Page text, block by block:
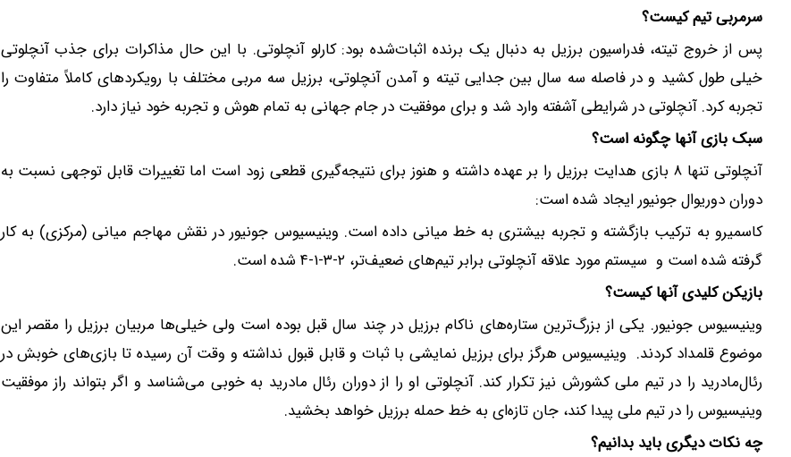
سرمربی تیم کیست؟
پس از خروج تیته، فدراسیون برزیل به دنبال یک برنده اثبات‌شده بود: کارلو آنچلوتی. با این حال مذاکرات برای جذب آنچلوتی
خیلی طول کشید و در فاصله سه سال بین جدایی تیته و آمدن آنچلوتی، برزیل سه مربی مختلف با رویکردهای کاملاً متفاوت را
تجربه کرد. آنچلوتی در شرایطی آشفته وارد شد و برای موفقیت در جام جهانی به تمام هوش و تجربه خود نیاز دارد.
سبک بازی آنها چگونه است؟
آنچلوتی تنها ۸ بازی هدایت برزیل را بر عهده داشته و هنوز برای نتیجه‌گیری قطعی زود است اما تغییرات قابل توجهی نسبت به
دوران دوریوال جونیور ایجاد شده است:
کاسمیرو به ترکیب بازگشته و تجربه بیشتری به خط میانی داده است. وینیسیوس جونیور در نقش مهاجم میانی (مرکزی) به کار
گرفته شده است و سیستم مورد علاقه آنچلوتی برابر تیم‌های ضعیف‌تر، ۲-۳-۱-۴ شده است.
بازیکن کلیدی آنها کیست؟
وینیسیوس جونیور. یکی از بزرگ‌ترین ستاره‌های ناکام برزیل در چند سال قبل بوده است ولی خیلی‌ها مربیان برزیل را مقصر این
موضوع قلمداد کردند. وینیسیوس هرگز برای برزیل نمایشی با ثبات و قابل قبول نداشته و وقت آن رسیده تا بازی‌های خوبش در
رئال‌مادرید را در تیم ملی کشورش نیز تکرار کند. آنچلوتی او را از دوران رئال مادرید به خوبی می‌شناسد و اگر بتواند راز موفقیت
وینیسیوس را در تیم ملی پیدا کند، جان تازه‌ای به خط حمله برزیل خواهد بخشید.
چه نکات دیگری باید بدانیم؟